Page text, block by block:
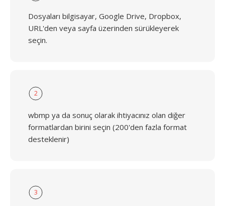
Dosyaları bilgisayar, Google Drive, Dropbox,
URL'den veya sayfa üzerinden sürükleyerek
seçin.
2
wbmp ya da sonuç olarak ihtiyacınız olan diğer
formatlardan birini seçin (200'den fazla format
desteklenir)
3